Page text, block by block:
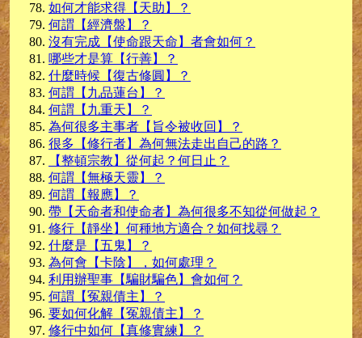
如何才能求得【天助】？
何謂【經濟盤】？
沒有完成【使命跟天命】者會如何？
哪些才是算【行善】？
什麼時候【復古修圓】？
何謂【九品蓮台】？
何謂【九重天】？
為何很多主事者【旨令被收回】？
很多【修行者】為何無法走出自己的路？
【整頓宗教】從何起？何日止？
何謂【無極天靈】？
何謂【報應】？
帶【天命者和使命者】為何很多不知從何做起？
修行【靜坐】何種地方適合？如何找尋？
什麼是【五鬼】？
為何會【卡陰】，如何處理？
利用辦聖事【騙財騙色】會如何？
何謂【冤親債主】？
要如何化解【冤親債主】？
修行中如何【真修實練】？